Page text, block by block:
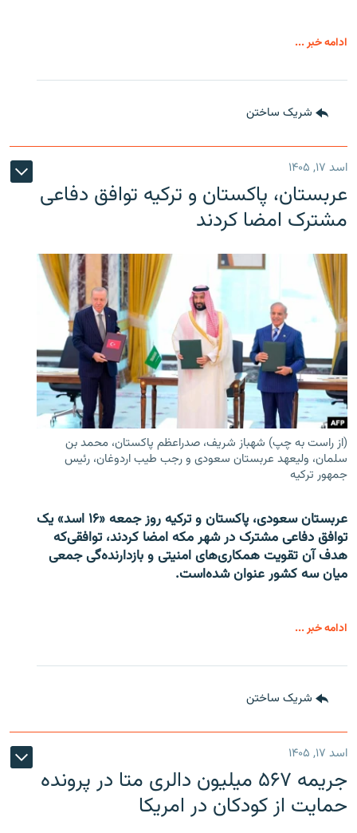
ادامه خبر ...
شریک ساختن
اسد ۱۷, ۱۴۰۵
عربستان، پاکستان و ترکیه توافق دفاعی
مشترک امضا کردند
(از راست به چپ) شهباز شریف، صدراعظم پاکستان، محمد بن
سلمان، ولیعهد عربستان سعودی و رجب طیب اردوغان، رئیس
جمهور ترکیه
عربستان سعودی، پاکستان و ترکیه روز جمعه «۱۶ اسد» یک
توافق دفاعی مشترک در شهر مکه امضا کردند، توافقی‌که
هدف آن تقویت همکاری‌های امنیتی و بازدارنده‌گی جمعی
میان سه کشور عنوان شده‌است.
ادامه خبر ...
شریک ساختن
اسد ۱۷, ۱۴۰۵
جریمه ۵۶۷ میلیون دالری متا در پرونده
حمایت از کودکان در امریکا